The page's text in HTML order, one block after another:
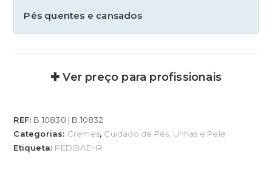
Pés quentes e cansados
✚ Ver preço para profissionais
REF: B.10830 | B.10832
Categorias: Cremes, Cuidado de Pés, Unhas e Pele
Etiqueta: PEDIBAEHR